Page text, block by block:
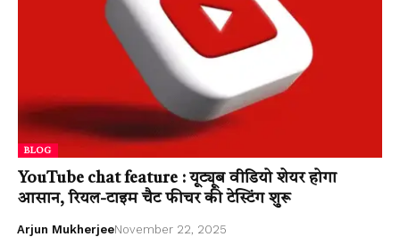
BLOG
YouTube chat feature : यूट्यूब वीडियो शेयर होगा
आसान, रियल-टाइम चैट फीचर की टेस्टिंग शुरू
Arjun MukherjeeNovember 22, 2025